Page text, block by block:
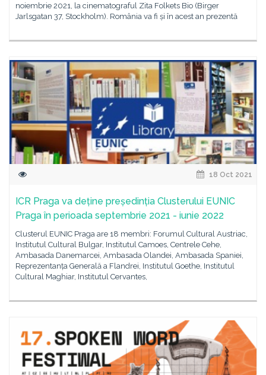
noiembrie 2021, la cinematograful Zita Folkets Bio (Birger
Jarlsgatan 37, Stockholm). România va fi și în acest an prezentă
18 Oct 2021
ICR Praga va deține președinția Clusterului EUNIC
Praga în perioada septembrie 2021 - iunie 2022
Clusterul EUNIC Praga are 18 membri: Forumul Cultural Austriac,
Institutul Cultural Bulgar, Institutul Camoes, Centrele Cehe,
Ambasada Danemarcei, Ambasada Olandei, Ambasada Spaniei,
Reprezentanța Generală a Flandrei, Institutul Goethe, Institutul
Cultural Maghiar, Institutul Cervantes,